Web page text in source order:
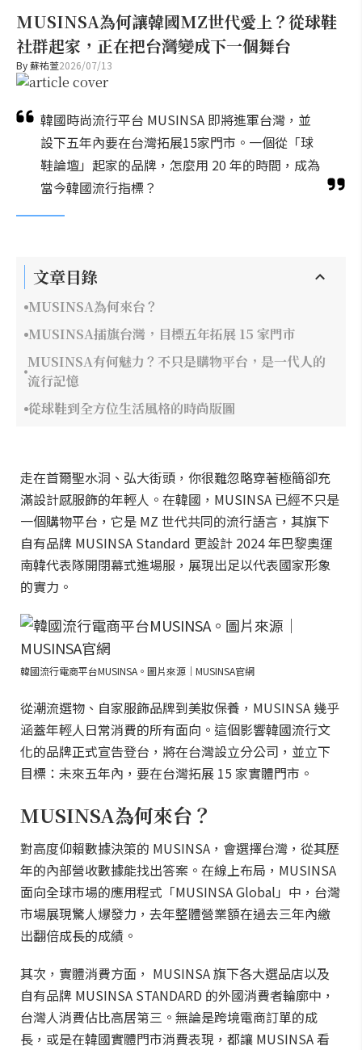
MUSINSA為何讓韓國MZ世代愛上？從球鞋
社群起家，正在把台灣變成下一個舞台
By蘇祐萱2026/07/13
韓國時尚流行平台 MUSINSA 即將進軍台灣，並
設下五年內要在台灣拓展15家門市。一個從「球
鞋論壇」起家的品牌，怎麼用 20 年的時間，成為
當今韓國流行指標？
文章目錄
MUSINSA為何來台？
MUSINSA插旗台灣，目標五年拓展 15 家門市
MUSINSA有何魅力？不只是購物平台，是一代人的
流行記憶
從球鞋到全方位生活風格的時尚版圖
走在首爾聖水洞、弘大街頭，你很難忽略穿著極簡卻充
滿設計感服飾的年輕人。在韓國，MUSINSA 已經不只是
一個購物平台，它是 MZ 世代共同的流行語言，其旗下
自有品牌 MUSINSA Standard 更設計 2024 年巴黎奧運
南韓代表隊開閉幕式進場服，展現出足以代表國家形象
的實力。
韓國流行電商平台MUSINSA。圖片來源｜MUSINSA官網
從潮流選物、自家服飾品牌到美妝保養，MUSINSA 幾乎
涵蓋年輕人日常消費的所有面向。這個影響韓國流行文
化的品牌正式宣告登台，將在台灣設立分公司，並立下
目標：未來五年內，要在台灣拓展 15 家實體門市。
MUSINSA為何來台？
對高度仰賴數據決策的 MUSINSA，會選擇台灣，從其歷
年的內部營收數據能找出答案。在線上布局，MUSINSA
面向全球市場的應用程式「MUSINSA Global」中，台灣
市場展現驚人爆發力，去年整體營業額在過去三年內繳
出翻倍成長的成績。
其次，實體消費方面， MUSINSA 旗下各大選品店以及
自有品牌 MUSINSA STANDARD 的外國消費者輪廓中，
台灣人消費佔比高居第三。無論是跨境電商訂單的成
長，或是在韓國實體門市消費表現，都讓 MUSINSA 看